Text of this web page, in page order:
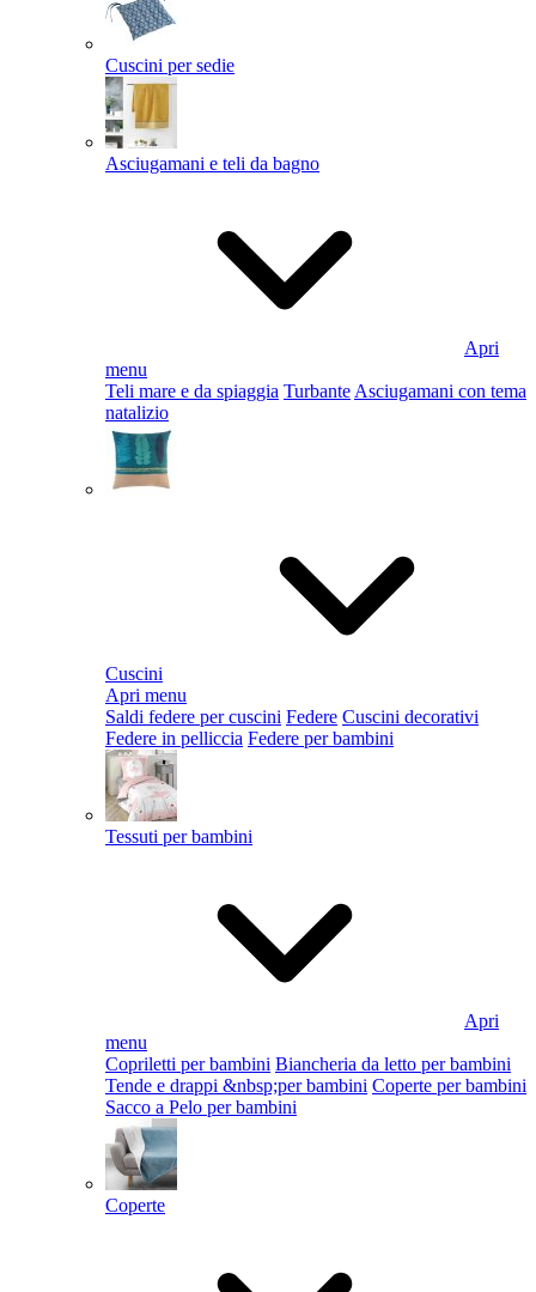
Cuscini per sedie
Asciugamani e teli da bagno
Apri
menu
Teli mare e da spiaggia Turbante Asciugamani con tema
natalizio
Cuscini
Apri menu
Saldi federe per cuscini Federe Cuscini decorativi
Federe in pelliccia Federe per bambini
Tessuti per bambini
Apri
menu
Copriletti per bambini Biancheria da letto per bambini
Tende e drappi &nbsp;per bambini Coperte per bambini
Sacco a Pelo per bambini
Coperte